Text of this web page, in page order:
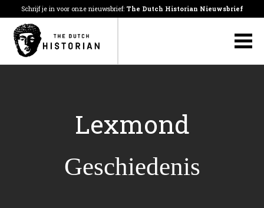
Schrijf je in voor onze nieuwsbrief: The Dutch Historian Nieuwsbrief
Lexmond
Geschiedenis